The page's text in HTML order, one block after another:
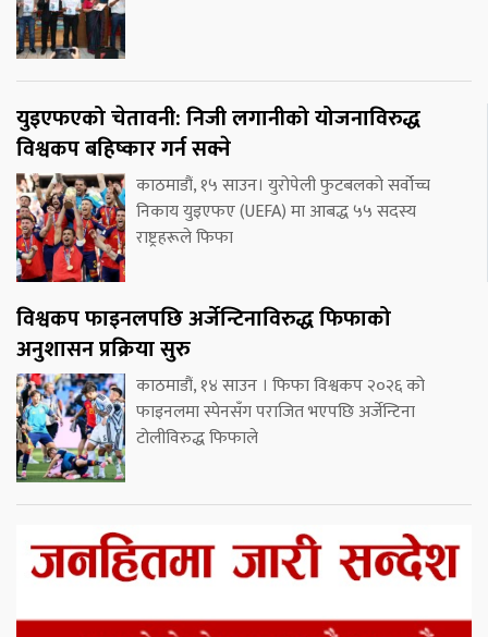
युइएफएको चेतावनी: निजी लगानीको योजनाविरुद्ध
विश्वकप बहिष्कार गर्न सक्ने
काठमाडौं, १५ साउन। युरोपेली फुटबलको सर्वोच्च
निकाय युइएफए (UEFA) मा आबद्ध ५५ सदस्य
राष्ट्रहरूले फिफा
विश्वकप फाइनलपछि अर्जेन्टिनाविरुद्ध फिफाको
अनुशासन प्रक्रिया सुरु
काठमाडौं, १४ साउन । फिफा विश्वकप २०२६ को
फाइनलमा स्पेनसँग पराजित भएपछि अर्जेन्टिना
टोलीविरुद्ध फिफाले